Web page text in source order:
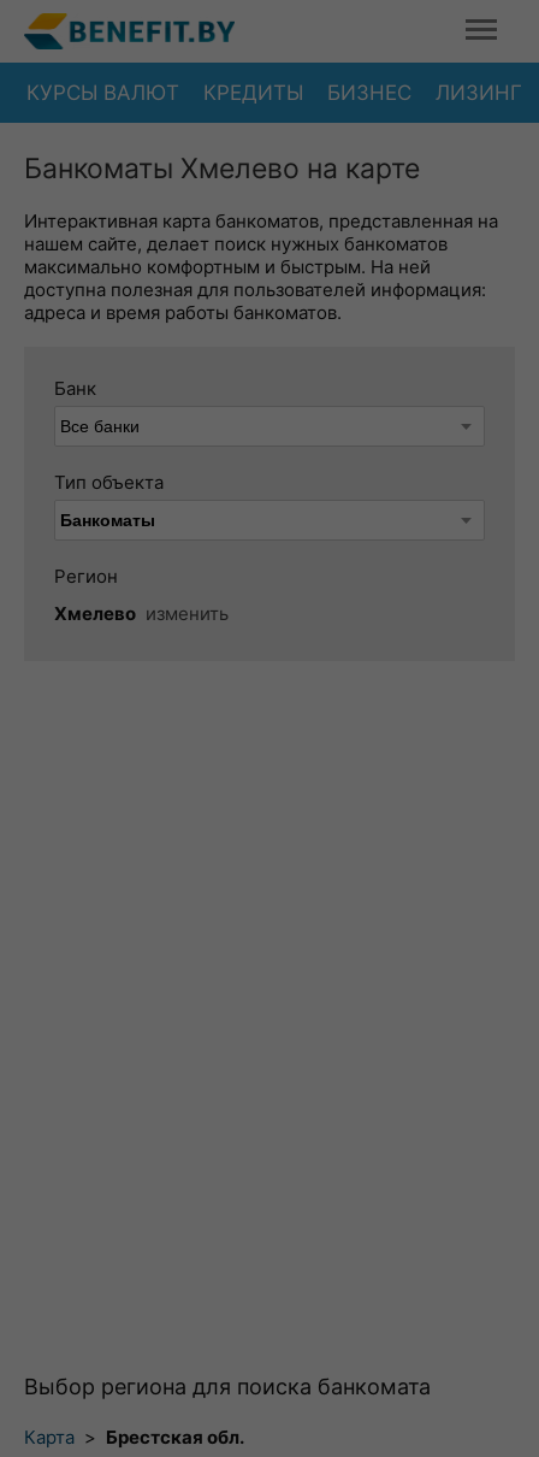
КУРСЫ ВАЛЮТ КРЕДИТЫ БИЗНЕС ЛИЗИНГ
Банкоматы Хмелево на карте
Интерактивная карта банкоматов, представленная на
нашем сайте, делает поиск нужных банкоматов
максимально комфортным и быстрым. На ней
доступна полезная для пользователей информация:
адреса и время работы банкоматов.
Банк
Тип объекта
Регион
Хмелево изменить
Выбор региона для поиска банкомата
Карта > Брестская обл.